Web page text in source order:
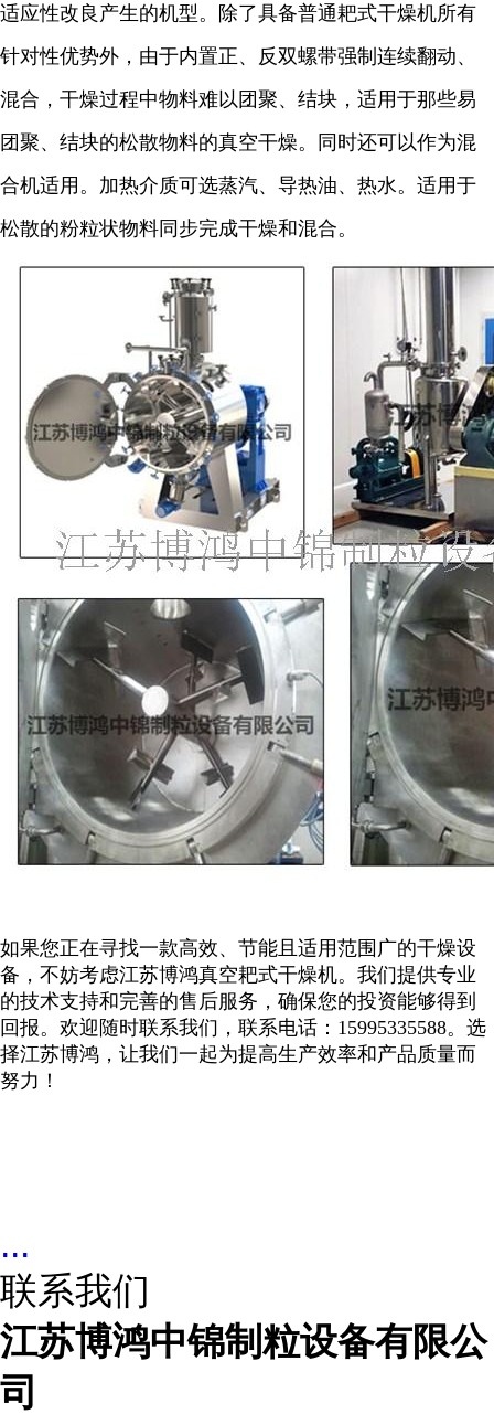
适应性改良产生的机型。除了具备普通耙式干燥机所有
针对性优势外，由于内置正、反双螺带强制连续翻动、
混合，干燥过程中物料难以团聚、结块，适用于那些易
团聚、结块的松散物料的真空干燥。同时还可以作为混
合机适用。加热介质可选蒸汽、导热油、热水。适用于
松散的粉粒状物料同步完成干燥和混合。
如果您正在寻找一款高效、节能且适用范围广的干燥设
备，不妨考虑江苏博鸿真空耙式干燥机。我们提供专业
的技术支持和完善的售后服务，确保您的投资能够得到
回报。欢迎随时联系我们，联系电话： 15995335588。选
择江苏博鸿，让我们一起为提高生产效率和产品质量而
努力！
...
联系我们
江苏博鸿中锦制粒设备有限公
司